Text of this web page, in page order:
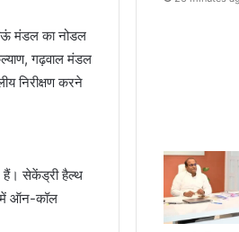
मंडल का नोडल
गढ़वाल मंडल
निरीक्षण करने
हैं। सेकेंड्री हैल्थ
में ऑन-कॉल